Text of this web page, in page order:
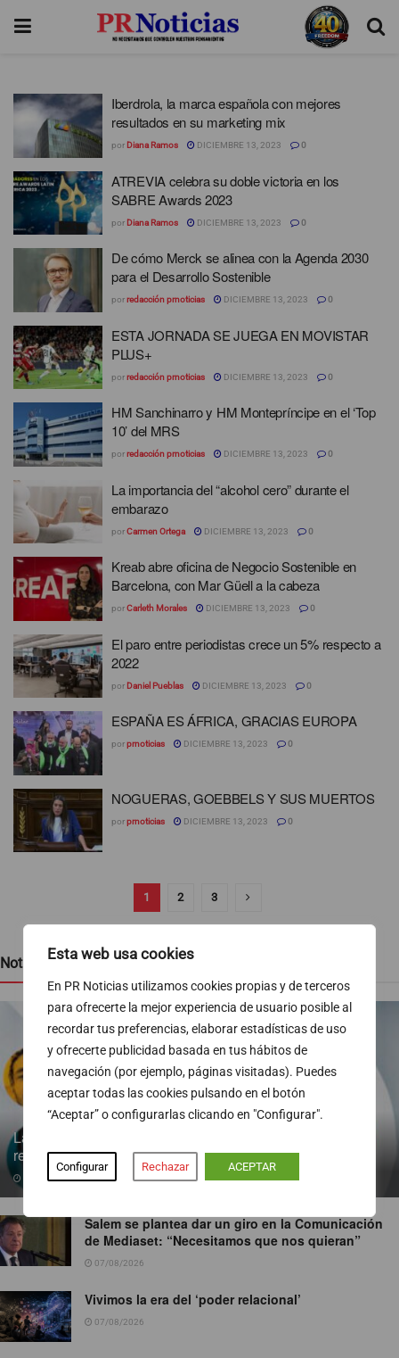
Esta web usa cookies
En PR Noticias utilizamos cookies propias y de terceros
para ofrecerte la mejor experiencia de usuario posible al
recordar tus preferencias, elaborar estadísticas de uso
y ofrecerte publicidad basada en tus hábitos de
navegación (por ejemplo, páginas visitadas). Puedes
aceptar todas las cookies pulsando en el botón
“Aceptar” o configurarlas clicando en "Configurar".
Configurar Rechazar ACEPTAR
Iberdrola, la marca española con mejores
resultados en su marketing mix
por Diana Ramos DICIEMBRE 13, 2023 0
ATREVIA celebra su doble victoria en los
SABRE Awards 2023
por Diana Ramos DICIEMBRE 13, 2023 0
De cómo Merck se alinea con la Agenda 2030
para el Desarrollo Sostenible
porredacción prnoticias DICIEMBRE 13, 2023 0
ESTA JORNADA SE JUEGA EN MOVISTAR
PLUS+
porredacción prnoticias DICIEMBRE 13, 2023 0
HM Sanchinarro y HM Montepríncipe en el ‘Top
10’ del MRS
porredacción prnoticias DICIEMBRE 13, 2023 0
La importancia del “alcohol cero” durante el
embarazo
porCarmen Ortega DICIEMBRE 13, 2023 0
Kreab abre oficina de Negocio Sostenible en
Barcelona, con Mar Güell a la cabeza
porCarleth Morales DICIEMBRE 13, 2023 0
El paro entre periodistas crece un 5% respecto a
2022
por Daniel Pueblas DICIEMBRE 13, 2023 0
ESPAÑA ES ÁFRICA, GRACIAS EUROPA
porprnoticias DICIEMBRE 13, 2023 0
NOGUERAS, GOEBBELS Y SUS MUERTOS
porprnoticias DICIEMBRE 13, 2023 0
1 2 3
Noticias recientes
La inmigración gana peso en el mercado laboral tras la
regularización masiva
07/08/2026
Salem se plantea dar un giro en la Comunicación
de Mediaset: “Necesitamos que nos quieran”
07/08/2026
Vivimos la era del ‘poder relacional’
07/08/2026